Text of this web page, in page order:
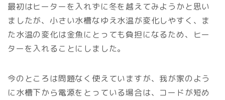
最初はヒーターを入れずに冬を越えてみようかと思い
ましたが、小さい水槽なゆえ水温が変化しやすく、ま
た水温の変化は金魚にとっても負担になるため、ヒー
ターを入れることにしました。
今のところは問題なく使えていますが、我が家のよう
に水槽下から電源をとっている場合は、コードが短め